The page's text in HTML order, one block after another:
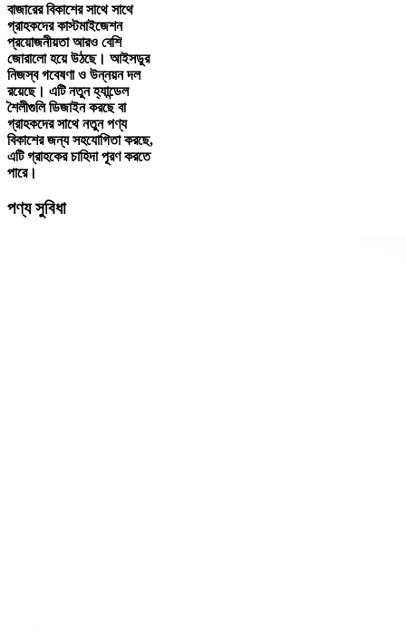
বাজারের বিকাশের সাথে সাথে
গ্রাহকদের কাস্টমাইজেশন
প্রয়োজনীয়তা আরও বেশি
জোরালো হয়ে উঠছে। আইসডুর
নিজস্ব গবেষণা ও উন্নয়ন দল
রয়েছে। এটি নতুন হ্যান্ডেল
শৈলীগুলি ডিজাইন করছে বা
গ্রাহকদের সাথে নতুন পণ্য
বিকাশের জন্য সহযোগিতা করছে,
এটি গ্রাহকের চাহিদা পূরণ করতে
পারে।
পণ্য সুবিধা